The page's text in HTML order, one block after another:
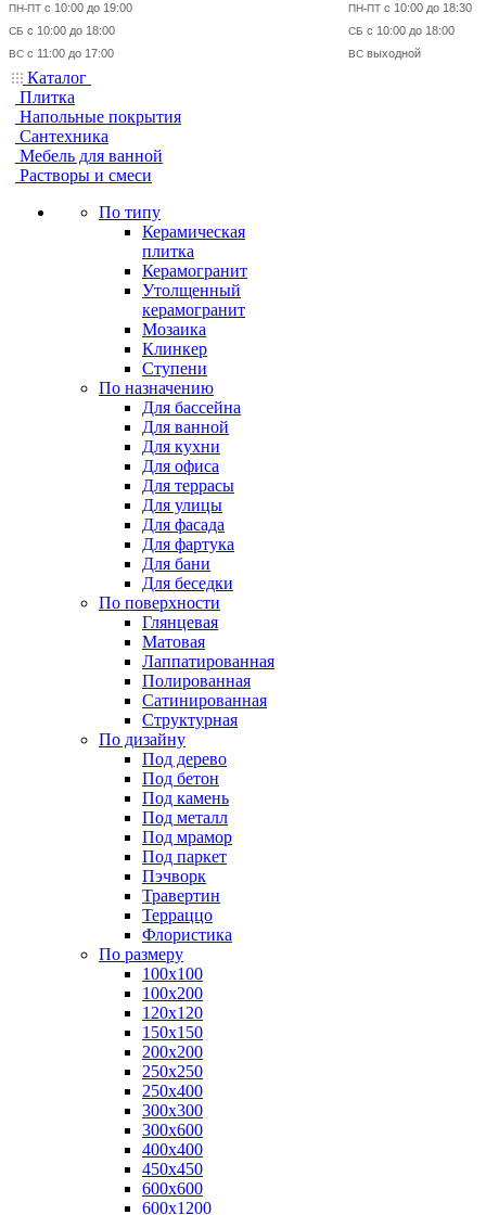
ПН-ПТ с 10:00 до 19:00
СБ с 10:00 до 18:00
ВС с 11:00 до 17:00
ПН-ПТ с 10:00 до 18:30
СБ с 10:00 до 18:00
ВС выходной
Каталог
Плитка
Напольные покрытия
Сантехника
Мебель для ванной
Растворы и смеси
По типу
Керамическая
плитка
Керамогранит
Утолщенный
керамогранит
Мозаика
Клинкер
Ступени
По назначению
Для бассейна
Для ванной
Для кухни
Для офиса
Для террасы
Для улицы
Для фасада
Для фартука
Для бани
Для беседки
По поверхности
Глянцевая
Матовая
Лаппатированная
Полированная
Сатинированная
Структурная
По дизайну
Под дерево
Под бетон
Под камень
Под металл
Под мрамор
Под паркет
Пэчворк
Травертин
Терраццо
Флористика
По размеру
100х100
100х200
120х120
150х150
200х200
250х250
250х400
300х300
300х600
400х400
450х450
600х600
600х1200